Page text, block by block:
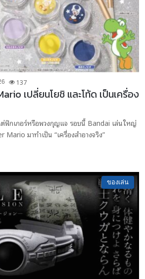
137
เปลี่ยนโยชิ และโท้ด เป็นเครื่อง
ฟิกเกอร์หรือพวงกุญแจ รอบนี้ Bandai เล่นใหญ่
Mario มาทำเป็น “เครื่องสำอางจริง”
ของเล่น